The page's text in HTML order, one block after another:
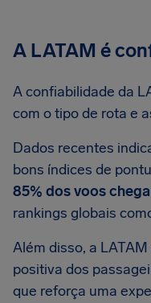
A LATAM é
A confiabilidade da
com o tipo de rota e
Dados recentes
bons índices de
85% dos voos
rankings globais
Além disso, a
positiva dos
que reforça uma